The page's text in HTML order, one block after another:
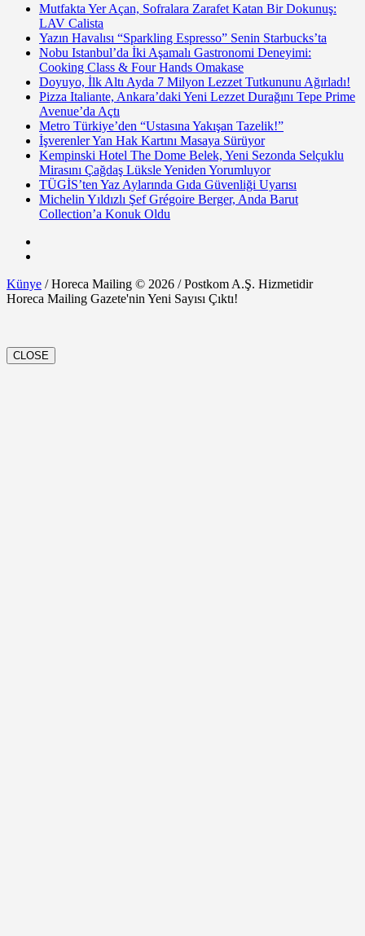
Mutfakta Yer Açan, Sofralara Zarafet Katan Bir Dokunuş:
LAV Calista
Yazın Havalısı “Sparkling Espresso” Senin Starbucks’ta
Nobu Istanbul’da İki Aşamalı Gastronomi Deneyimi:
Cooking Class & Four Hands Omakase
Doyuyo, İlk Altı Ayda 7 Milyon Lezzet Tutkununu Ağırladı!
Pizza Italiante, Ankara’daki Yeni Lezzet Durağını Tepe Prime
Avenue’da Açtı
Metro Türkiye’den “Ustasına Yakışan Tazelik!”
İşverenler Yan Hak Kartını Masaya Sürüyor
Kempinski Hotel The Dome Belek, Yeni Sezonda Selçuklu
Mirasını Çağdaş Lüksle Yeniden Yorumluyor
TÜGİS’ten Yaz Aylarında Gıda Güvenliği Uyarısı
Michelin Yıldızlı Şef Grégoire Berger, Anda Barut
Collection’a Konuk Oldu
Künye / Horeca Mailing © 2026 / Postkom A.Ş. Hizmetidir
Horeca Mailing Gazete'nin Yeni Sayısı Çıktı!
CLOSE